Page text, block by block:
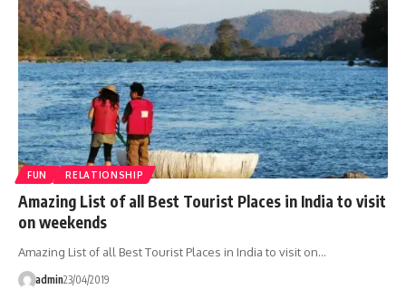
FUN RELATIONSHIP
Amazing List of all Best Tourist Places in India to visit
on weekends
Amazing List of all Best Tourist Places in India to visit on…
admin23/04/2019